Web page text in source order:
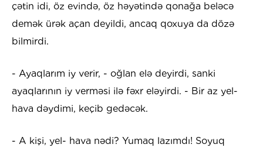
çətin idi, öz evində, öz həyətində qonağa beləcə
demək ürək açan deyildi, ancaq qoxuya da dözə
bilmirdi.
- Ayaqlarım iy verir, - oğlan elə deyirdi, sanki
ayaqlarının iy verməsi ilə fəxr eləyirdi. - Bir az yel-
hava dəydimi, keçib gedəcək.
- A kişi, yel- hava nədi? Yumaq lazımdı! Soyuq